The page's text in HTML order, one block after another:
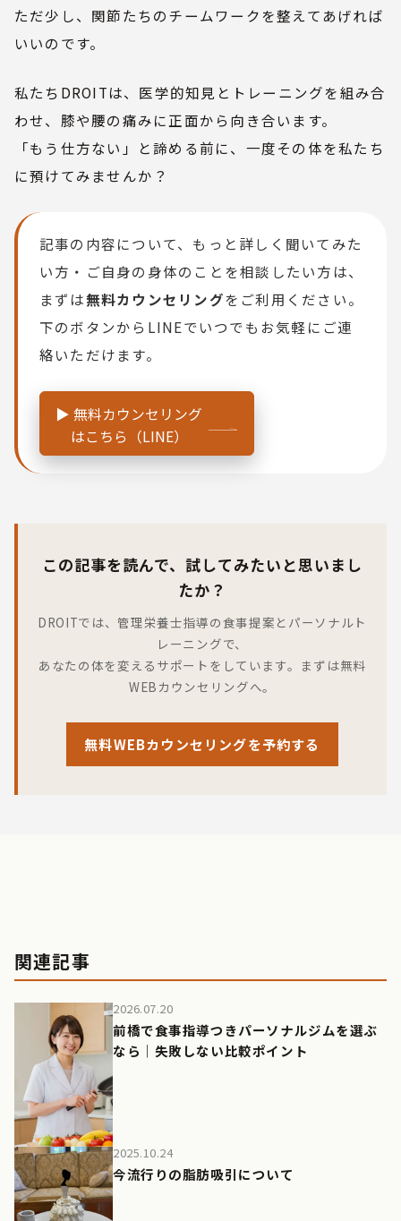
ただ少し、関節たちのチームワークを整えてあげれば
いいのです。
私たちDROITは、医学的知見とトレーニングを組み合
わせ、膝や腰の痛みに正面から向き合います。
「もう仕方ない」と諦める前に、一度その体を私たち
に預けてみませんか？
記事の内容について、もっと詳しく聞いてみた
い方・ご自身の身体のことを相談したい方は、
まずは無料カウンセリングをご利用ください。
下のボタンからLINEでいつでもお気軽にご連
絡いただけます。
▶ 無料カウンセリング
はこちら（LINE）
この記事を読んで、試してみたいと思いまし
たか？
DROITでは、管理栄養士指導の食事提案とパーソナルト
レーニングで、
あなたの体を変えるサポートをしています。まずは無料
WEBカウンセリングへ。
無料WEBカウンセリングを予約する
関連記事
2026.07.20
前橋で食事指導つきパーソナルジムを選ぶ
なら｜失敗しない比較ポイント
2025.10.24
今流行りの脂肪吸引について